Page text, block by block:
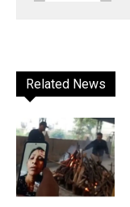
Related News